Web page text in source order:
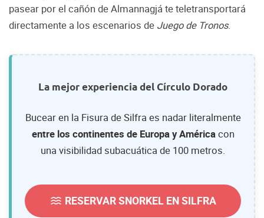
pasear por el cañón de Almannagjá te teletransportará
directamente a los escenarios de Juego de Tronos.
La mejor experiencia del Círculo Dorado
Bucear en la Fisura de Silfra es nadar literalmente
entre los continentes de Europa y Américacon
una visibilidad subacuática de 100 metros.
RESERVAR SNORKEL EN SILFRA